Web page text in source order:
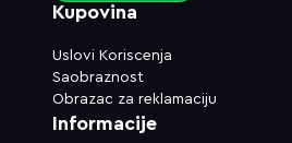
Kupovina
Uslovi Koriscenja
Saobraznost
Obrazac za reklamaciju
Informacije